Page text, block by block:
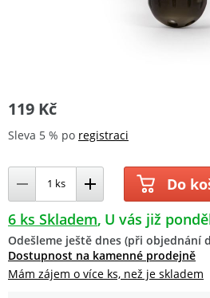
119 Kč
Sleva 5 % po registraci
Do
6 ks Skladem U vás již
Odešleme ještě dnes (při objednání
Dostupnost na kamenné prodejně
Mám zájem o více ks, než je skladem